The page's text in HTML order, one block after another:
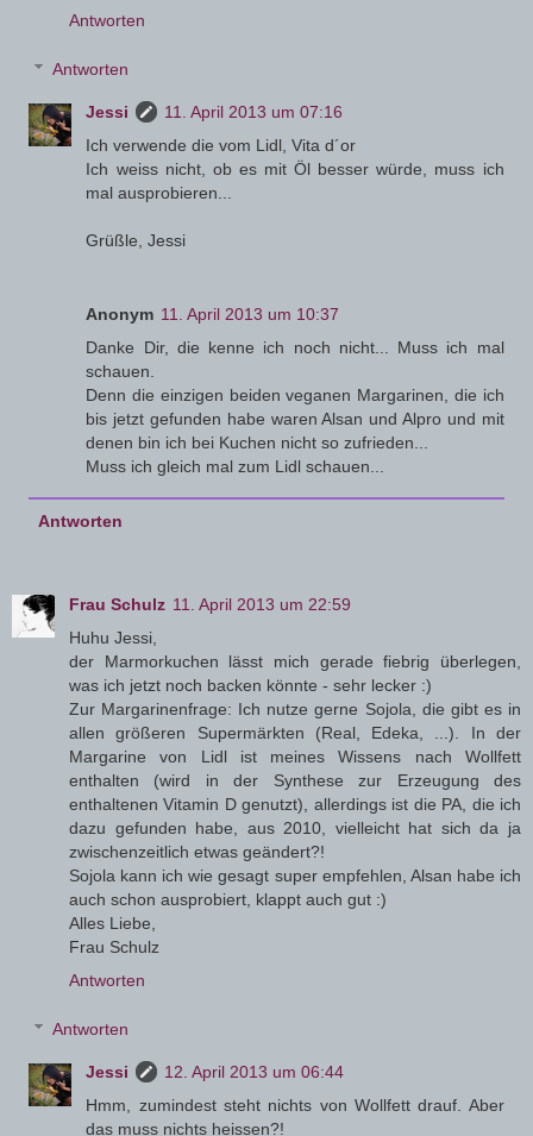
Antworten
Antworten
Jessi
11. April 2013 um 07:16
Ich verwende die vom Lidl, Vita d´or
Ich weiss nicht, ob es mit Öl besser würde, muss ich
mal ausprobieren...
Grüßle, Jessi
Anonym 11. April 2013 um 10:37
Danke Dir, die kenne ich noch nicht... Muss ich mal
schauen.
Denn die einzigen beiden veganen Margarinen, die ich
bis jetzt gefunden habe waren Alsan und Alpro und mit
denen bin ich bei Kuchen nicht so zufrieden...
Muss ich gleich mal zum Lidl schauen...
Antworten
Frau Schulz 11. April 2013 um 22:59
Huhu Jessi,
der Marmorkuchen lässt mich gerade fiebrig überlegen,
was ich jetzt noch backen könnte - sehr lecker :)
Zur Margarinenfrage: Ich nutze gerne Sojola, die gibt es in
allen größeren Supermärkten (Real, Edeka, ...). In der
Margarine von Lidl ist meines Wissens nach Wollfett
enthalten (wird in der Synthese zur Erzeugung des
enthaltenen Vitamin D genutzt), allerdings ist die PA, die ich
dazu gefunden habe, aus 2010, vielleicht hat sich da ja
zwischenzeitlich etwas geändert?!
Sojola kann ich wie gesagt super empfehlen, Alsan habe ich
auch schon ausprobiert, klappt auch gut :)
Alles Liebe,
Frau Schulz
Antworten
Antworten
Jessi
12. April 2013 um 06:44
Hmm, zumindest steht nichts von Wollfett drauf. Aber
das muss nichts heissen?!